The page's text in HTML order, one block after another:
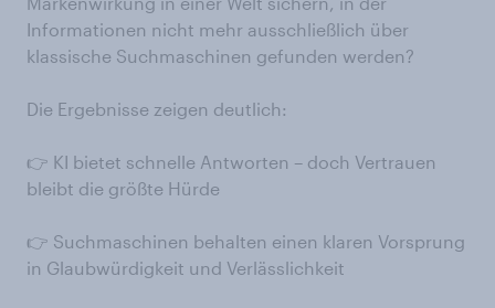
Informationen nicht mehr ausschließlich über
klassische Suchmaschinen gefunden werden?
Die Ergebnisse zeigen deutlich:
👉 KI bietet schnelle Antworten – doch Vertrauen
bleibt die größte Hürde
👉 Suchmaschinen behalten einen klaren Vorsprung
in Glaubwürdigkeit und Verlässlichkeit